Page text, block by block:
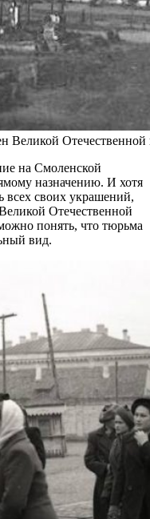
Великой
на Смоленской
назначению. И хотя
всех своих украшений,
Отечественной
понять, что тюрьма
вид.